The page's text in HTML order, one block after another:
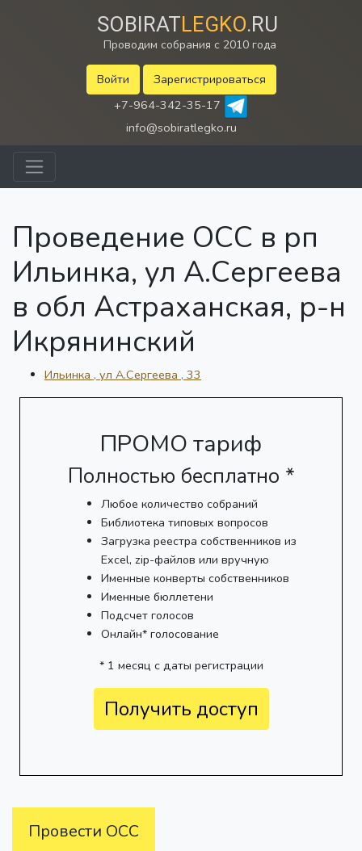
SOBIRATLEGKO.RU
Проводим собрания с 2010 года
Войти
Зарегистрироваться
+7-964-342-35-17
info@sobiratlegko.ru
Проведение ОСС в рп
Ильинка, ул А.Сергеева
в обл Астраханская, р-н
Икрянинский
Ильинка , ул А.Сергеева , 33
ПРОМО тариф
Полностью бесплатно *
Любое количество собраний
Библиотека типовых вопросов
Загрузка реестра собственников из
Excel, zip-файлов или вручную
Именные конверты собственников
Именные бюллетени
Подсчет голосов
Онлайн* голосование
* 1 месяц с даты регистрации
Получить доступ
Провести ОСС